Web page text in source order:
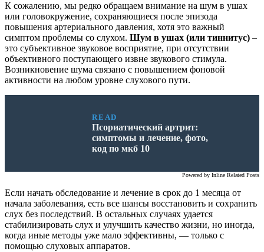
К сожалению, мы редко обращаем внимание на шум в ушах
или головокружение, сохраняющиеся после эпизода
повышения артериального давления, хотя это важный
симптом проблемы со слухом. Шум в ушах (или тиннитус) –
это субъективное звуковое восприятие, при отсутствии
объективного поступающего извне звукового стимула.
Возникновение шума связано с повышением фоновой
активности на любом уровне слухового пути.
READ
Псориатический артрит:
симптомы и лечение, фото,
код по мкб 10
Powered by Inline Related Posts
Если начать обследование и лечение в срок до 1 месяца от
начала заболевания, есть все шансы восстановить и сохранить
слух без последствий. В остальных случаях удается
стабилизировать слух и улучшить качество жизни, но иногда,
когда иные методы уже мало эффективны, — только с
помощью слуховых аппаратов.